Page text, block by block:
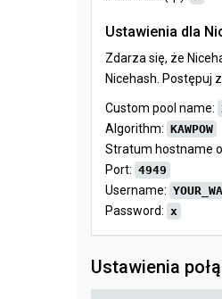
Ustawienia dla
Zdarza się, że
Nicehash. Postępuj
Custom pool name:
Algorithm: KAWPOW
Stratum hostname
Port: 4949
Username:
Password: x
Ustawienia